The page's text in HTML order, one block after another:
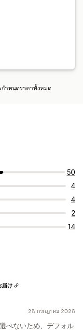
กำหนดราคาทั้งหมด
50
4
4
2
14
28 กรกฎาคม 2026
べないため、デフォル
届け